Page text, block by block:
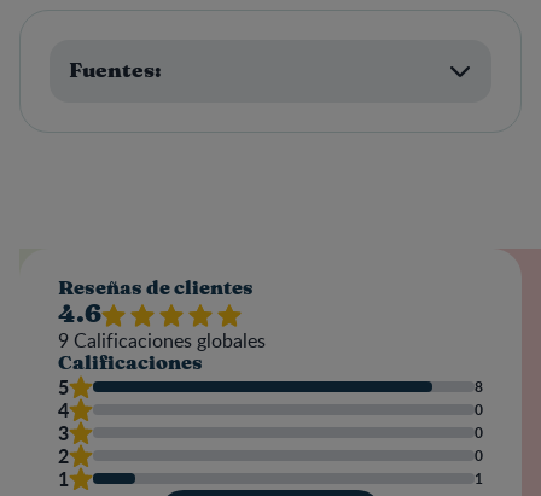
Fuentes:
Reseñas de clientes
4.6
9 Calificaciones globales
Calificaciones
5 8
4 0
3 0
2 0
1 1